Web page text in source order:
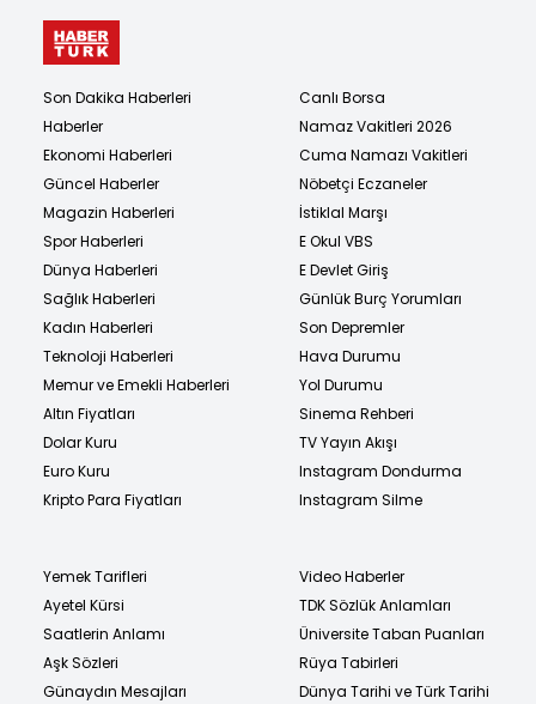
Son Dakika Haberleri
Haberler
Ekonomi Haberleri
Güncel Haberler
Magazin Haberleri
Spor Haberleri
Dünya Haberleri
Sağlık Haberleri
Kadın Haberleri
Teknoloji Haberleri
Memur ve Emekli Haberleri
Altın Fiyatları
Dolar Kuru
Euro Kuru
Kripto Para Fiyatları
Canlı Borsa
Namaz Vakitleri 2026
Cuma Namazı Vakitleri
Nöbetçi Eczaneler
İstiklal Marşı
E Okul VBS
E Devlet Giriş
Günlük Burç Yorumları
Son Depremler
Hava Durumu
Yol Durumu
Sinema Rehberi
TV Yayın Akışı
Instagram Dondurma
Instagram Silme
Yemek Tarifleri
Ayetel Kürsi
Saatlerin Anlamı
Aşk Sözleri
Günaydın Mesajları
Video Haberler
TDK Sözlük Anlamları
Üniversite Taban Puanları
Rüya Tabirleri
Dünya Tarihi ve Türk Tarihi